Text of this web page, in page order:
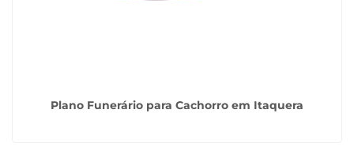
Plano Funerário para Cachorro em Itaquera